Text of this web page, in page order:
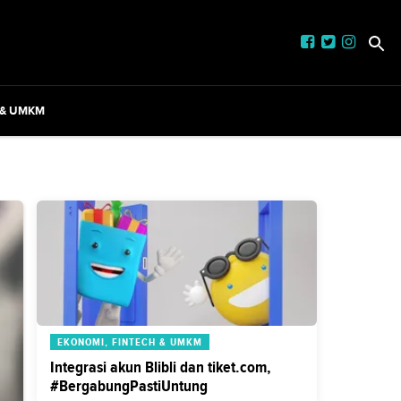
UMKM
EKONOMI, FINTECH & UMKM
Integrasi akun Blibli dan tiket.com,
#BergabungPastiUntung